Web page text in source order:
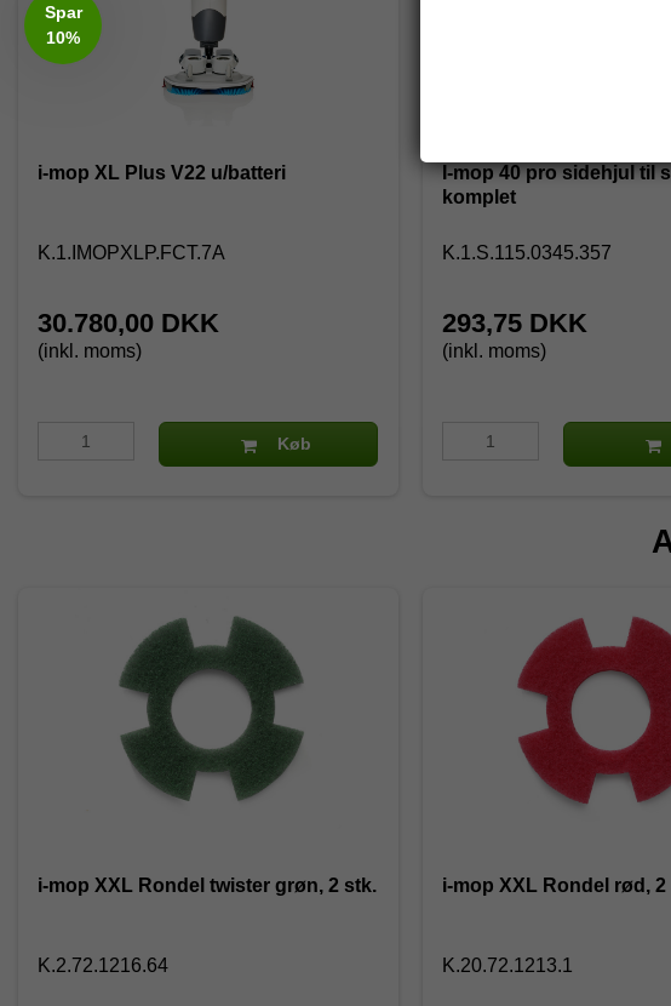
i-mop XL Plus V22 u/batteri
K.1.IMOPXLP.FCT.7A
30.780,00 DKK
(inkl. moms)
Køb
I-mop 40 pro sidehjul til
komplet
K.1.S.115.0345.357
293,75 DKK
(inkl. moms)
i-mop XXL Rondel twister grøn, 2 stk.
K.2.72.1216.64
i-mop XXL Rondel rød, 2
K.20.72.1213.1
Spar
10%